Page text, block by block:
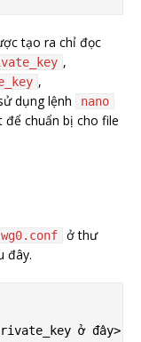
tạo ra chỉ đọc
,
,
dụng lệnh nano
để chuẩn bị cho file
wg0.conf
ở thư
đây.
ở đây>